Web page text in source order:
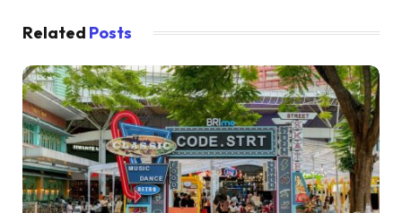
Related Posts